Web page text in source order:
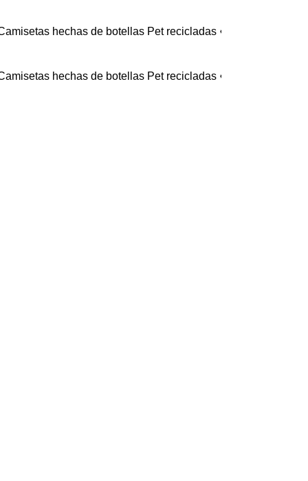
hechas de botellas Pet recicladas ♻️ - 🔥 Por compras
hechas de botellas Pet recicladas ♻️ - 🔥 Por compras